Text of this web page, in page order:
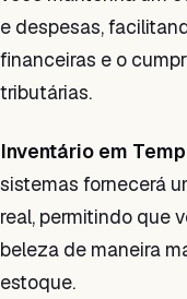
e despesas,
financeiras e o
tributárias.
Inventário em
sistemas fornecerá
real, permitindo que
beleza de maneira
estoque.